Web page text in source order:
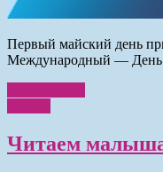
Первый майский день
Международный — День
Читаем